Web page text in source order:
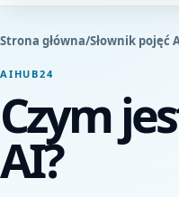
Strona główna/Słownik pojęć
AIHUB24
Czym
AI?